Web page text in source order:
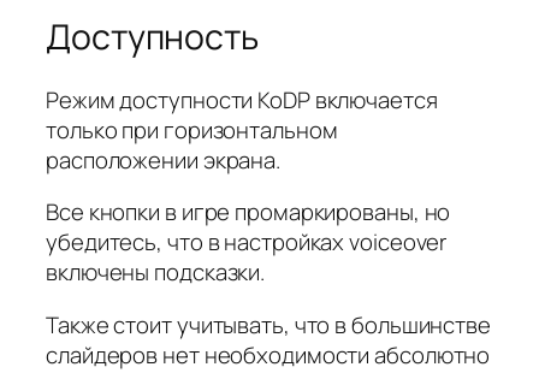
Доступность
Режим доступности KoDP включается
только при горизонтальном
расположении экрана.
Все кнопки в игре промаркированы, но
убедитесь, что в настройках voiceover
включены подсказки.
Также стоит учитывать, что в большинстве
слайдеров нет необходимости абсолютно